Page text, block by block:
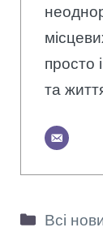
просто
та
Всі